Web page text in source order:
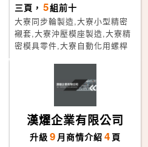
三頁， 5組前十
大寮同步輪製造,大寮小型精密
襯套,大寮沖壓模座製造,大寮精
密模具零件,大寮自動化用螺桿
漢燿企業有限公司
升級 9 月商情介紹 4 頁